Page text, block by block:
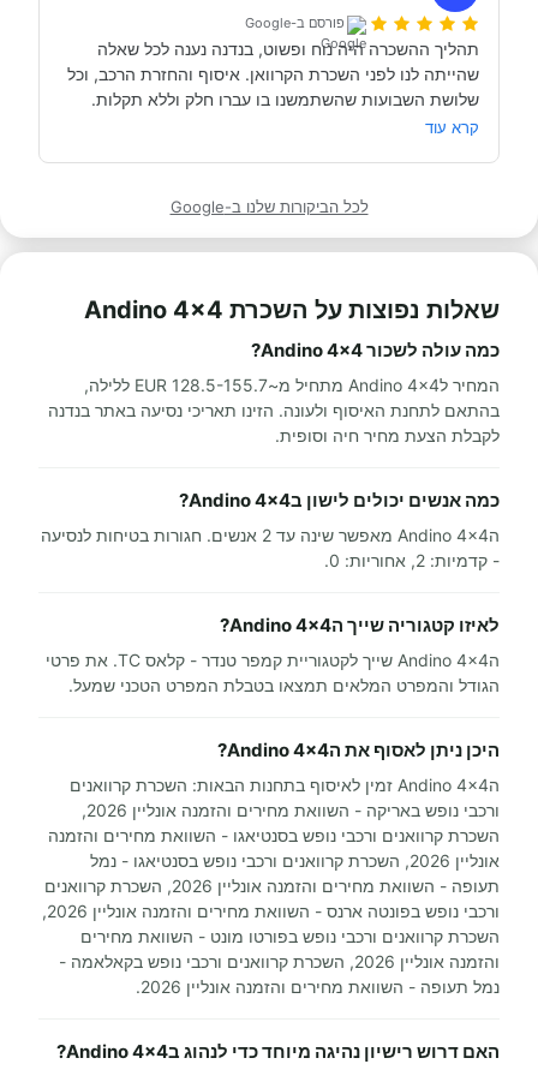
תודה אבי!
פורסם ב-Google
מאוד מומלץ לכל מי שרוצה לעשות חופשה בקרוואן.
קרא עוד
לכל הביקורות שלנו ב-Google
שאלות נפוצות על השכרת Andino 4x4
כמה עולה לשכור Andino 4x4?
המחיר לAndino 4x4 מתחיל מ~128.5-155.7 EUR ללילה,
בהתאם לתחנת האיסוף ולעונה. הזינו תאריכי נסיעה באתר בנדנה
לקבלת הצעת מחיר חיה וסופית.
כמה אנשים יכולים לישון בAndino 4x4?
הAndino 4x4 מאפשר שינה עד 2 אנשים. חגורות בטיחות לנסיעה
- קדמיות: 2, אחוריות: 0.
לאיזו קטגוריה שייך הAndino 4x4?
הAndino 4x4 שייך לקטגוריית קמפר טנדר - קלאס TC. את פרטי
הגודל והמפרט המלאים תמצאו בטבלת המפרט הטכני שמעל.
היכן ניתן לאסוף את הAndino 4x4?
הAndino 4x4 זמין לאיסוף בתחנות הבאות: השכרת קרוואנים
ורכבי נופש באריקה - השוואת מחירים והזמנה אונליין 2026,
השכרת קרוואנים ורכבי נופש בסנטיאגו - השוואת מחירים והזמנה
אונליין 2026, השכרת קרוואנים ורכבי נופש בסנטיאגו - נמל
תעופה - השוואת מחירים והזמנה אונליין 2026, השכרת קרוואנים
ורכבי נופש בפונטה ארנס - השוואת מחירים והזמנה אונליין 2026,
השכרת קרוואנים ורכבי נופש בפורטו מונט - השוואת מחירים
והזמנה אונליין 2026, השכרת קרוואנים ורכבי נופש בקאלאמה -
נמל תעופה - השוואת מחירים והזמנה אונליין 2026.
האם דרוש רישיון נהיגה מיוחד כדי לנהוג בAndino 4x4?